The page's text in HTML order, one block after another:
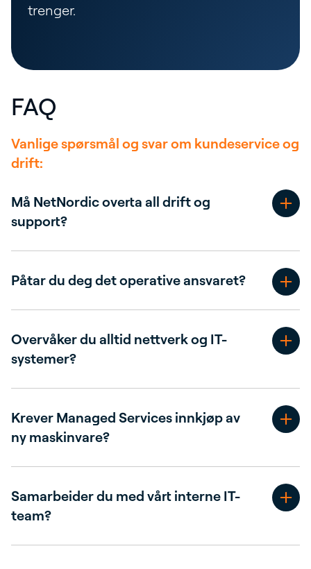
trenger.
FAQ
Vanlige spørsmål og svar om kundeservice og
drift:
Må NetNordic overta all drift og
support?
Påtar du deg det operative ansvaret?
Overvåker du alltid nettverk og IT-
systemer?
Krever Managed Services innkjøp av
ny maskinvare?
Samarbeider du med vårt interne IT-
team?